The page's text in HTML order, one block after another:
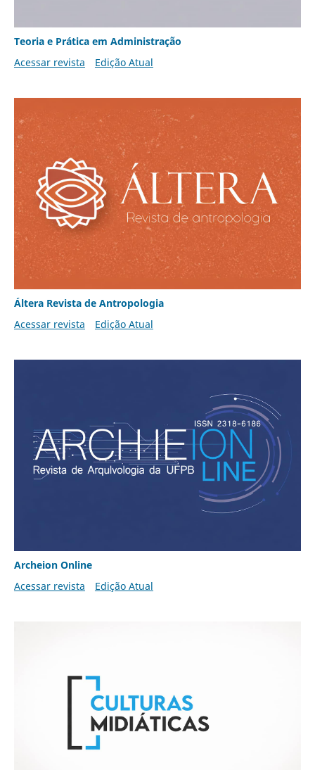
Teoria e Prática em Administração
Acessar revista
Edição Atual
Áltera Revista de Antropologia
Acessar revista
Edição Atual
Archeion Online
Acessar revista
Edição Atual